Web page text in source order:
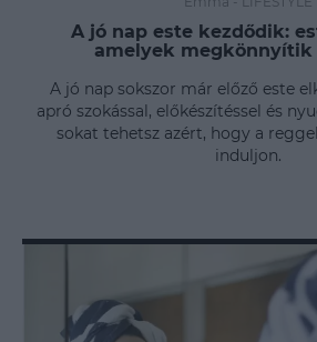
A jó nap este kezdődik:
amelyek megkönnyítik
A jó nap sokszor már előző este
apró szokással, előkészítéssel és
sokat tehetsz azért, hogy a
induljon.